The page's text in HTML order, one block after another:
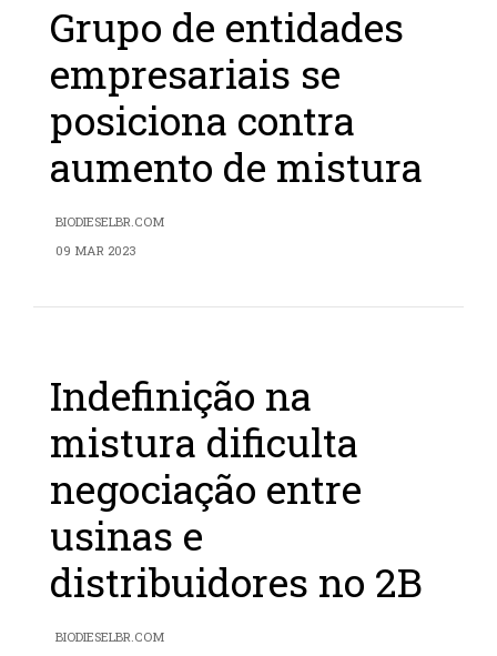
Grupo de entidades
empresariais se
posiciona contra
aumento de mistura
BIODIESELBR.COM
09 MAR 2023
Indefinição na
mistura dificulta
negociação entre
usinas e
distribuidores no 2B
BIODIESELBR.COM